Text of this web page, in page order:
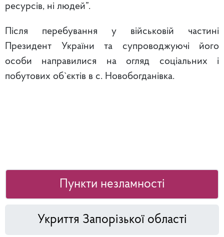
ресурсів, ні людей”.
Після перебування у військовій частині
Президент України та супроводжуючі його
особи направилися на огляд соціальних і
побутових об`єктів в с. Новобогданівка.
Пункти незламності
Укриття Запорізької області